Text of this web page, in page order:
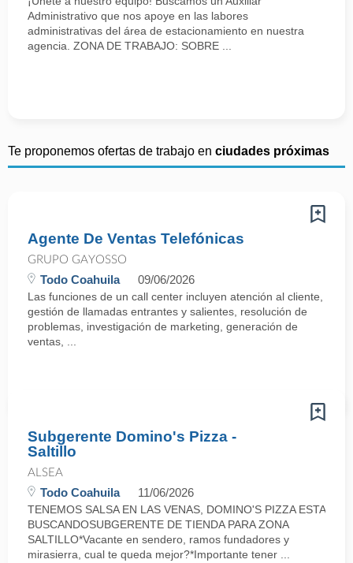
Administrativo que nos apoye en las labores
administrativas del área de estacionamiento en nuestra
agencia. ZONA DE TRABAJO: SOBRE ...
Te proponemos ofertas de trabajo en ciudades próximas
Agente De Ventas Telefónicas
GRUPO GAYOSSO
Todo Coahuila 09/06/2026
Las funciones de un call center incluyen atención al cliente,
gestión de llamadas entrantes y salientes, resolución de
problemas, investigación de marketing, generación de
ventas, ...
Subgerente Domino's Pizza -
Saltillo
ALSEA
Todo Coahuila 11/06/2026
TENEMOS SALSA EN LAS VENAS, DOMINO'S PIZZA ESTA
BUSCANDOSUBGERENTE DE TIENDA PARA ZONA
SALTILLO*Vacante en sendero, ramos fundadores y
mirasierra, cual te queda mejor?*Importante tener ...